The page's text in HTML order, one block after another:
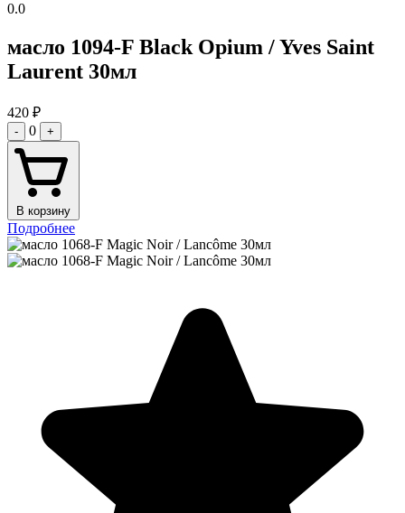
0.0
масло 1094-F Black Opium / Yves Saint
Laurent 30мл
420 ₽
- 0 +
В корзину
Подробнее